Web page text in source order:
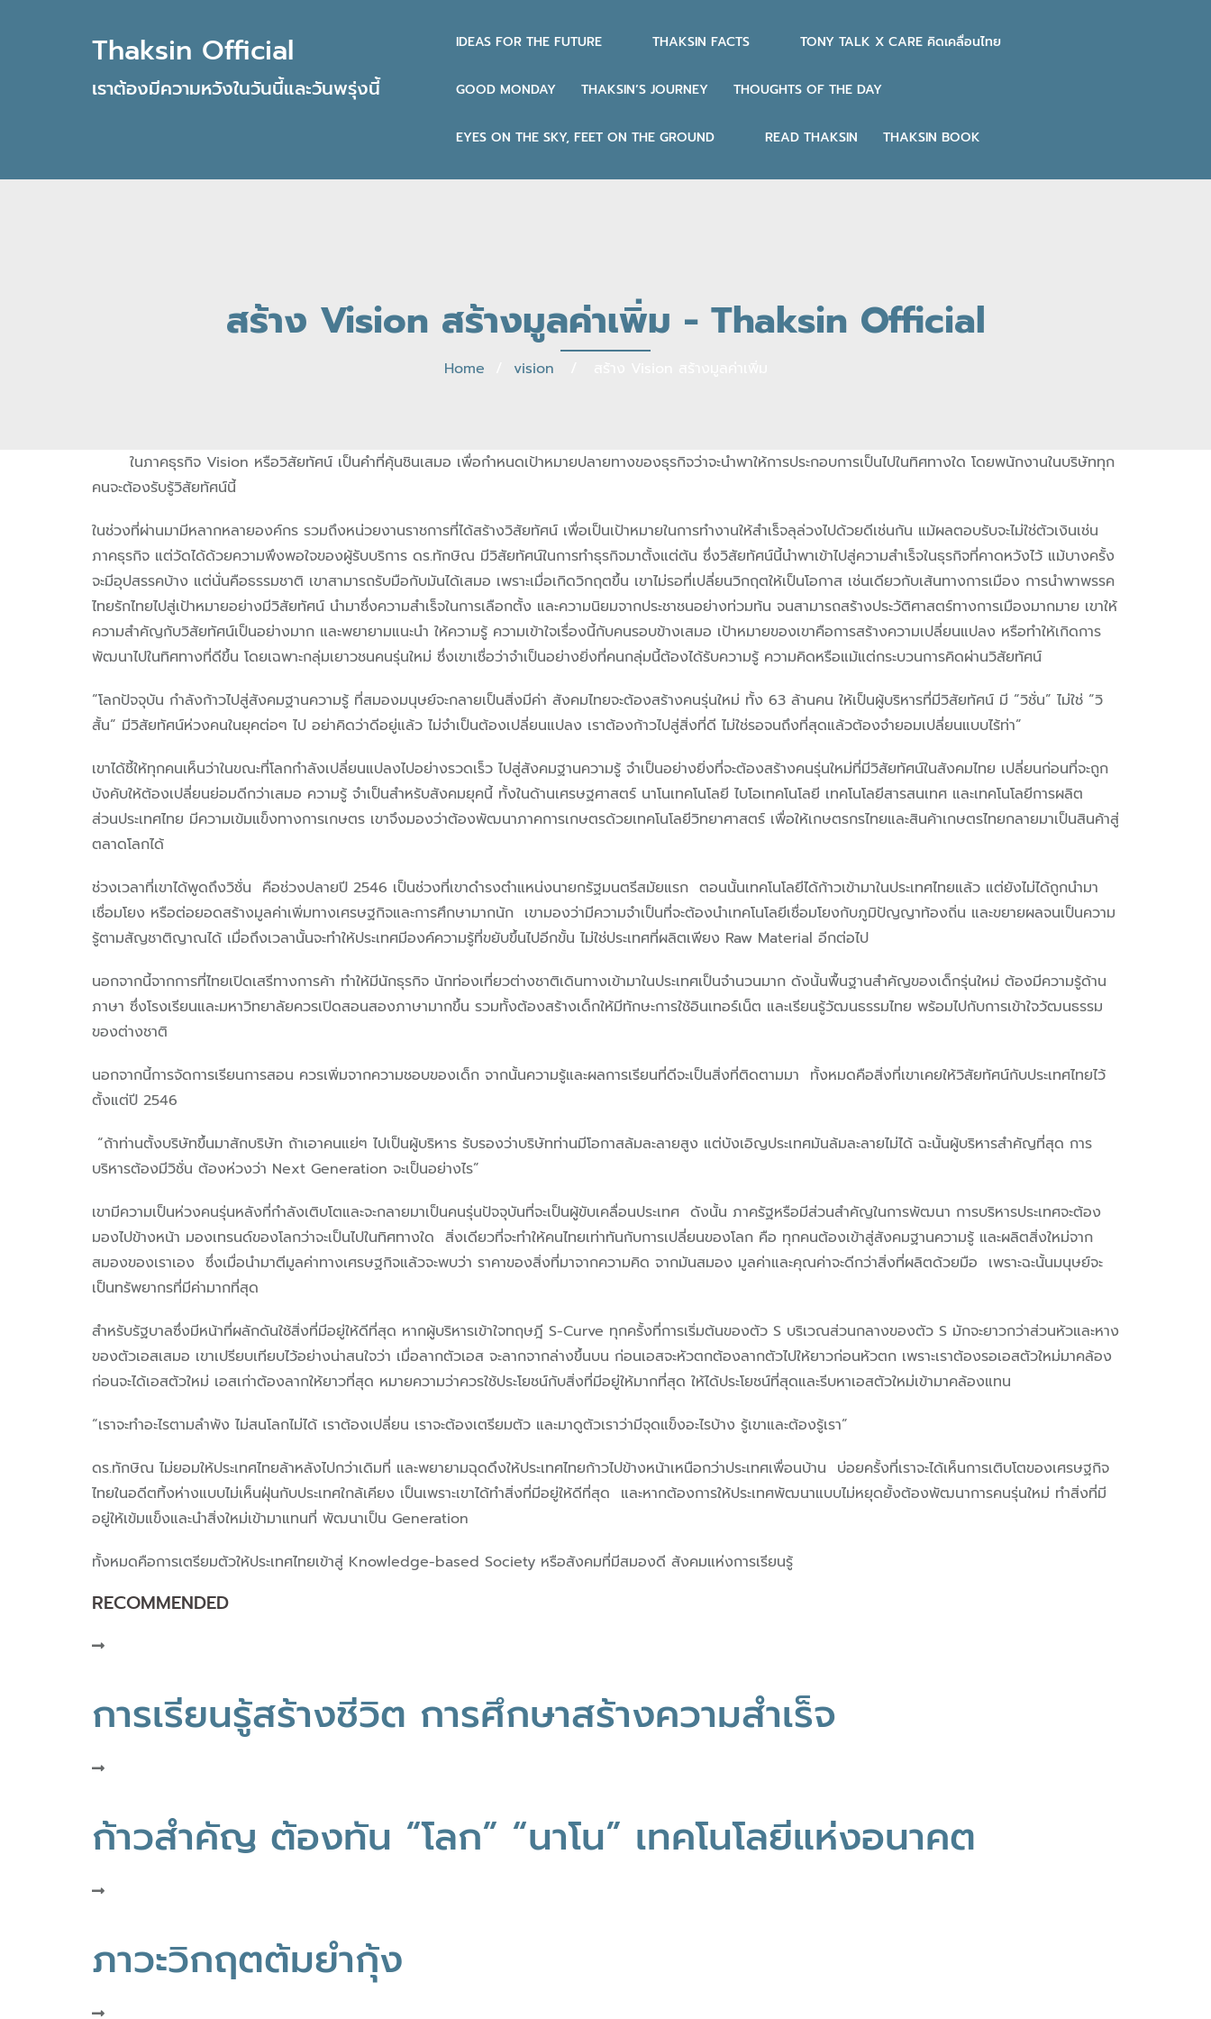
Thaksin Official
เราต้องมีความหวังในวันนี้และวันพรุ่งนี้
IDEAS FOR THE FUTURE THAKSIN FACTS TONY TALK X CARE คิดเคลื่อนไทย
GOOD MONDAY THAKSIN’S JOURNEY THOUGHTS OF THE DAY
EYES ON THE SKY, FEET ON THE GROUND READ THAKSIN THAKSIN BOOK
สร้าง Vision สร้างมูลค่าเพิ่ม - Thaksin Official
Home vision
ในภาคธุรกิจ Vision หรือวิสัยทัศน์ เป็นคำที่คุ้นชินเสมอ เพื่อกำหนดเป้าหมายปลายทางของธุรกิจว่าจะนำพาให้การประกอบการเป็นไปในทิศทางใด โดยพนักงานในบริษัททุก
คนจะต้องรับรู้วิสัยทัศน์นี้
ในช่วงที่ผ่านมามีหลากหลายองค์กร รวมถึงหน่วยงานราชการที่ได้สร้างวิสัยทัศน์ เพื่อเป็นเป้าหมายในการทำงานให้สำเร็จลุล่วงไปด้วยดีเช่นกัน แม้ผลตอบรับจะไม่ใช่ตัวเงินเช่น
ภาคธุรกิจ แต่วัดได้ด้วยความพึงพอใจของผู้รับบริการ ดร.ทักษิณ มีวิสัยทัศน์ในการทำธุรกิจมาตั้งแต่ต้น ซึ่งวิสัยทัศน์นี้นำพาเข้าไปสู่ความสำเร็จในธุรกิจที่คาดหวังไว้ แม้บางครั้ง
จะมีอุปสรรคบ้าง แต่นั่นคือธรรมชาติ เขาสามารถรับมือกับมันได้เสมอ เพราะเมื่อเกิดวิกฤตขึ้น เขาไม่รอที่เปลี่ยนวิกฤตให้เป็นโอกาส เช่นเดียวกับเส้นทางการเมือง การนำพาพรรค
ไทยรักไทยไปสู่เป้าหมายอย่างมีวิสัยทัศน์ นำมาซึ่งความสำเร็จในการเลือกตั้ง และความนิยมจากประชาชนอย่างท่วมท้น จนสามารถสร้างประวัติศาสตร์ทางการเมืองมากมาย เขาให้
ความสำคัญกับวิสัยทัศน์เป็นอย่างมาก และพยายามแนะนำ ให้ความรู้ ความเข้าใจเรื่องนี้กับคนรอบข้างเสมอ เป้าหมายของเขาคือการสร้างความเปลี่ยนแปลง หรือทำให้เกิดการ
พัฒนาไปในทิศทางที่ดีขึ้น โดยเฉพาะกลุ่มเยาวชนคนรุ่นใหม่ ซึ่งเขาเชื่อว่าจำเป็นอย่างยิ่งที่คนกลุ่มนี้ต้องได้รับความรู้ ความคิดหรือแม้แต่กระบวนการคิดผ่านวิสัยทัศน์
“โลกปัจจุบัน กำลังก้าวไปสู่สังคมฐานความรู้ ที่สมองมนุษย์จะกลายเป็นสิ่งมีค่า สังคมไทยจะต้องสร้างคนรุ่นใหม่ ทั้ง 63 ล้านคน ให้เป็นผู้บริหารที่มีวิสัยทัศน์ มี “วิชั่น” ไม่ใช่ “วิ
สั้น” มีวิสัยทัศน์ห่วงคนในยุคต่อๆ ไป อย่าคิดว่าดีอยู่แล้ว ไม่จำเป็นต้องเปลี่ยนแปลง เราต้องก้าวไปสู่สิ่งที่ดี ไม่ใช่รอจนถึงที่สุดแล้วต้องจำยอมเปลี่ยนแบบไร้ท่า”
เขาได้ชี้ให้ทุกคนเห็นว่าในขณะที่โลกกำลังเปลี่ยนแปลงไปอย่างรวดเร็ว ไปสู่สังคมฐานความรู้ จำเป็นอย่างยิ่งที่จะต้องสร้างคนรุ่นใหม่ที่มีวิสัยทัศน์ในสังคมไทย เปลี่ยนก่อนที่จะถูก
บังคับให้ต้องเปลี่ยนย่อมดีกว่าเสมอ ความรู้ จำเป็นสำหรับสังคมยุคนี้ ทั้งในด้านเศรษฐศาสตร์ นาโนเทคโนโลยี ไบโอเทคโนโลยี เทคโนโลยีสารสนเทศ และเทคโนโลยีการผลิต
ส่วนประเทศไทย มีความเข้มแข็งทางการเกษตร เขาจึงมองว่าต้องพัฒนาภาคการเกษตรด้วยเทคโนโลยีวิทยาศาสตร์ เพื่อให้เกษตรกรไทยและสินค้าเกษตรไทยกลายมาเป็นสินค้าสู่
ตลาดโลกได้
ช่วงเวลาที่เขาได้พูดถึงวิชั่น คือช่วงปลายปี 2546 เป็นช่วงที่เขาดำรงตำแหน่งนายกรัฐมนตรีสมัยแรก ตอนนั้นเทคโนโลยีได้ก้าวเข้ามาในประเทศไทยแล้ว แต่ยังไม่ได้ถูกนำมา
เชื่อมโยง หรือต่อยอดสร้างมูลค่าเพิ่มทางเศรษฐกิจและการศึกษามากนัก เขามองว่ามีความจำเป็นที่จะต้องนำเทคโนโลยีเชื่อมโยงกับภูมิปัญญาท้องถิ่น และขยายผลจนเป็นความ
รู้ตามสัญชาติญาณได้ เมื่อถึงเวลานั้นจะทำให้ประเทศมีองค์ความรู้ที่ขยับขึ้นไปอีกขั้น ไม่ใช่ประเทศที่ผลิตเพียง Raw Material อีกต่อไป
นอกจากนี้จากการที่ไทยเปิดเสรีทางการค้า ทำให้มีนักธุรกิจ นักท่องเที่ยวต่างชาติเดินทางเข้ามาในประเทศเป็นจำนวนมาก ดังนั้นพื้นฐานสำคัญของเด็กรุ่นใหม่ ต้องมีความรู้ด้าน
ภาษา ซึ่งโรงเรียนและมหาวิทยาลัยควรเปิดสอนสองภาษามากขึ้น รวมทั้งต้องสร้างเด็กให้มีทักษะการใช้อินเทอร์เน็ต และเรียนรู้วัฒนธรรมไทย พร้อมไปกับการเข้าใจวัฒนธรรม
ของต่างชาติ
นอกจากนี้การจัดการเรียนการสอน ควรเพิ่มจากความชอบของเด็ก จากนั้นความรู้และผลการเรียนที่ดีจะเป็นสิ่งที่ติดตามมา ทั้งหมดคือสิ่งที่เขาเคยให้วิสัยทัศน์กับประเทศไทยไว้
ตั้งแต่ปี 2546
“ถ้าท่านตั้งบริษัทขึ้นมาสักบริษัท ถ้าเอาคนแย่ๆ ไปเป็นผู้บริหาร รับรองว่าบริษัทท่านมีโอกาสล้มละลายสูง แต่บังเอิญประเทศมันล้มละลายไม่ได้ ฉะนั้นผู้บริหารสำคัญที่สุด การ
บริหารต้องมีวิชั่น ต้องห่วงว่า Next Generation จะเป็นอย่างไร”
เขามีความเป็นห่วงคนรุ่นหลังที่กำลังเติบโตและจะกลายมาเป็นคนรุ่นปัจจุบันที่จะเป็นผู้ขับเคลื่อนประเทศ ดังนั้น ภาครัฐหรือมีส่วนสำคัญในการพัฒนา การบริหารประเทศจะต้อง
มองไปข้างหน้า มองเทรนด์ของโลกว่าจะเป็นไปในทิศทางใด สิ่งเดียวที่จะทำให้คนไทยเท่าทันกับการเปลี่ยนของโลก คือ ทุกคนต้องเข้าสู่สังคมฐานความรู้ และผลิตสิ่งใหม่จาก
สมองของเราเอง ซึ่งเมื่อนำมาตีมูลค่าทางเศรษฐกิจแล้วจะพบว่า ราคาของสิ่งที่มาจากความคิด จากมันสมอง มูลค่าและคุณค่าจะดีกว่าสิ่งที่ผลิตด้วยมือ เพราะฉะนั้นมนุษย์จะ
เป็นทรัพยากรที่มีค่ามากที่สุด
สำหรับรัฐบาลซึ่งมีหน้าที่ผลักดันใช้สิ่งที่มีอยู่ให้ดีที่สุด หากผู้บริหารเข้าใจทฤษฎี S-Curve ทุกครั้งที่การเริ่มต้นของตัว S บริเวณส่วนกลางของตัว S มักจะยาวกว่าส่วนหัวและหาง
ของตัวเอสเสมอ เขาเปรียบเทียบไว้อย่างน่าสนใจว่า เมื่อลากตัวเอส จะลากจากล่างขึ้นบน ก่อนเอสจะหัวตกต้องลากตัวไปให้ยาวก่อนหัวตก เพราะเราต้องรอเอสตัวใหม่มาคล้อง
ก่อนจะได้เอสตัวใหม่ เอสเก่าต้องลากให้ยาวที่สุด หมายความว่าควรใช้ประโยชน์กับสิ่งที่มีอยู่ให้มากที่สุด ให้ได้ประโยชน์ที่สุดและรีบหาเอสตัวใหม่เข้ามาคล้องแทน
“เราจะทำอะไรตามลำพัง ไม่สนโลกไม่ได้ เราต้องเปลี่ยน เราจะต้องเตรียมตัว และมาดูตัวเราว่ามีจุดแข็งอะไรบ้าง รู้เขาและต้องรู้เรา”
ดร.ทักษิณ ไม่ยอมให้ประเทศไทยล้าหลังไปกว่าเดิมที่ และพยายามฉุดดึงให้ประเทศไทยก้าวไปข้างหน้าเหนือกว่าประเทศเพื่อนบ้าน บ่อยครั้งที่เราจะได้เห็นการเติบโตของเศรษฐกิจ
ไทยในอดีตทิ้งห่างแบบไม่เห็นฝุ่นกับประเทศใกล้เคียง เป็นเพราะเขาได้ทำสิ่งที่มีอยู่ให้ดีที่สุด และหากต้องการให้ประเทศพัฒนาแบบไม่หยุดยั้งต้องพัฒนาการคนรุ่นใหม่ ทำสิ่งที่มี
อยู่ให้เข้มแข็งและนำสิ่งใหม่เข้ามาแทนที่ พัฒนาเป็น Generation
ทั้งหมดคือการเตรียมตัวให้ประเทศไทยเข้าสู่ Knowledge-based Society หรือสังคมที่มีสมองดี สังคมแห่งการเรียนรู้
RECOMMENDED
การเรียนรู้สร้างชีวิต การศึกษาสร้างความสำเร็จ
ก้าวสำคัญ ต้องทัน “โลก” “นาโน” เทคโนโลยีแห่งอนาคต
ภาวะวิกฤตต้มยำกุ้ง